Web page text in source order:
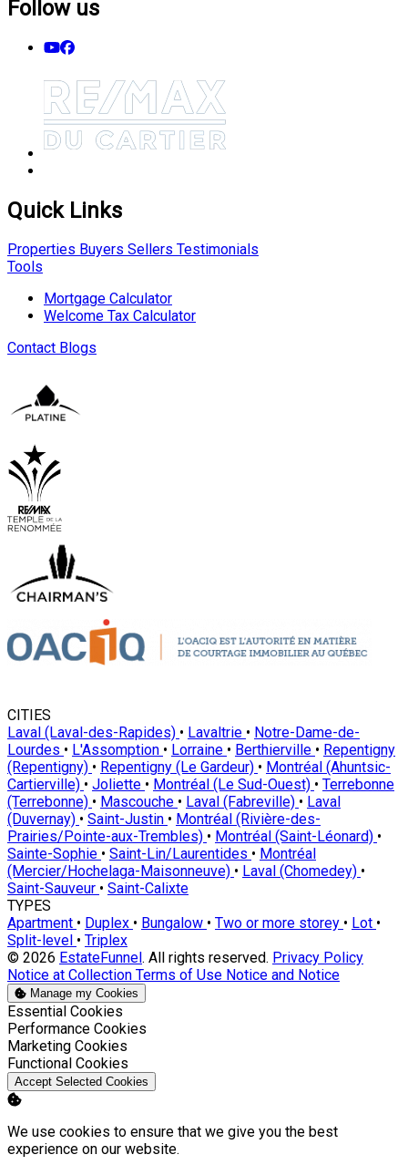
Follow us
Quick Links
Properties Buyers Sellers Testimonials
Tools
Mortgage Calculator
Welcome Tax Calculator
Contact Blogs
CITIES
Laval (Laval-des-Rapides) • Lavaltrie • Notre-Dame-de-
Lourdes • L'Assomption • Lorraine • Berthierville • Repentigny
(Repentigny) • Repentigny (Le Gardeur) • Montréal (Ahuntsic-
Cartierville) • Joliette • Montréal (Le Sud-Ouest) • Terrebonne
(Terrebonne) • Mascouche • Laval (Fabreville) • Laval
(Duvernay) • Saint-Justin • Montréal (Rivière-des-
Prairies/Pointe-aux-Trembles) • Montréal (Saint-Léonard) •
Sainte-Sophie • Saint-Lin/Laurentides • Montréal
(Mercier/Hochelaga-Maisonneuve) • Laval (Chomedey) •
Saint-Sauveur • Saint-Calixte
TYPES
Apartment • Duplex • Bungalow • Two or more storey • Lot •
Split-level • Triplex
© 2026 EstateFunnel . All rights reserved. Privacy Policy
Notice at Collection Terms of Use Notice and Notice
Manage my Cookies
Enable
Essential Cookies
Enable
Performance Cookies
Enable
Marketing Cookies
Enable
Functional Cookies
Accept Selected Cookies
We use cookies to ensure that we give you the best
experience on our website.